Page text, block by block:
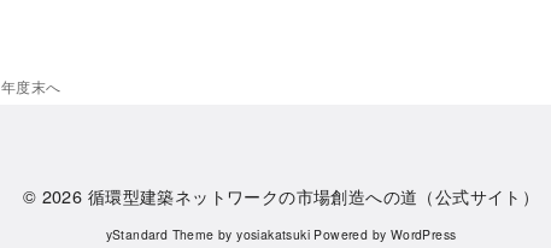
年度末へ
© 2026 循環型建築ネットワークの市場創造への道（公式サイト）
yStandard Theme byyosiakatsuki Powered by WordPress